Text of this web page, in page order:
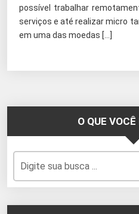
possível trabalhar
serviços e até realizar micro
em uma das moedas […]
O QUE